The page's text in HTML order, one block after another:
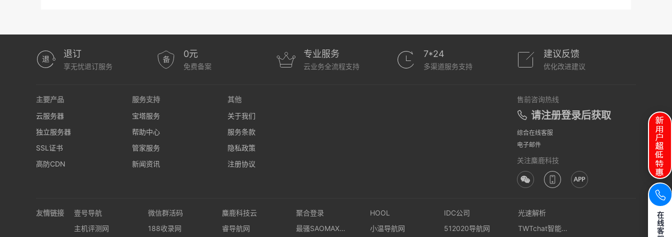
退订
享无忧退订服务
0元
免费备案
专业服务
云业务全流程支持
7*24
多渠道服务支持
建议反馈
优化改进建议
主要产品
云服务器
独立服务器
SSL证书
高防CDN
服务支持
宝塔服务
帮助中心
管家服务
新闻资讯
其他
关于我们
服务条款
隐私政策
注册协议
售前咨询热线
请注册登录后获取
综合在线客服
电子邮件
关注麋鹿科技
友情链接 壹号导航 微信群活码 麋鹿科技云 聚合登录 HOOL IDC公司
光速解析
主机评测网
188收录网 睿导航网 最骚SAOMAX演示站 小温导航网 512020导航网 TWTchat智能客服
在
线
客